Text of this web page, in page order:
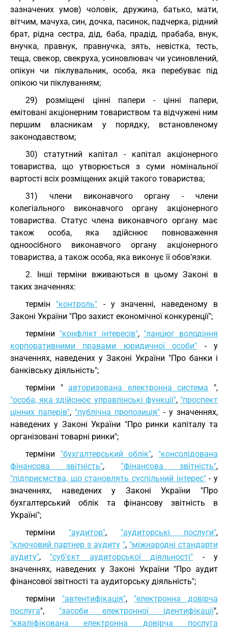
зазначених умов) чоловік, дружина, батько, мати,
вітчим, мачуха, син, дочка, пасинок, падчерка, рідний
брат, рідна сестра, дід, баба, прадід, прабаба, внук,
внучка, правнук, правнучка, зять, невістка, тесть,
теща, свекор, свекруха, усиновлювач чи усиновлений,
опікун чи піклувальник, особа, яка перебуває під
опікою чи піклуванням;
29) розміщені цінні папери - цінні папери,
емітовані акціонерним товариством та відчужені ним
першим власникам у порядку, встановленому
законодавством;
30) статутний капітал - капітал акціонерного
товариства, що утворюється з суми номінальної
вартості всіх розміщених акцій такого товариства;
31) члени виконавчого органу - члени
колегіального виконавчого органу акціонерного
товариства. Статус члена виконавчого органу має
також особа, яка здійснює повноваження
одноосібного виконавчого органу акціонерного
товариства, а також особа, яка виконує її обов’язки.
2. Інші терміни вживаються в цьому Законі в
таких значеннях:
термін "контроль" - у значенні, наведеному в
Законі України "Про захист економічної конкуренції";
терміни "конфлікт інтересів", "ланцюг володіння
корпоративними правами юридичної особи" - у
значеннях, наведених у Законі України "Про банки і
банківську діяльність";
терміни " авторизована електронна система ",
"особа, яка здійснює управлінські функції", "проспект
цінних паперів", "публічна пропозиція" - у значеннях,
наведених у Законі України "Про ринки капіталу та
організовані товарні ринки";
терміни "бухгалтерський облік", "консолідована
фінансова звітність", "фінансова звітність",
"підприємства, що становлять суспільний інтерес"- у
значеннях, наведених у Законі України "Про
бухгалтерський облік та фінансову звітність в
Україні";
терміни "аудитор", "аудиторські послуги",
"ключовий партнер з аудиту ", "міжнародні стандарти
аудиту", "суб’єкт аудиторської діяльності" - у
значеннях, наведених у Законі України "Про аудит
фінансової звітності та аудиторську діяльність";
терміни "автентифікація", "електронна довірча
послуга", "засоби електронної ідентифікації",
"кваліфікована електронна довірча послуга